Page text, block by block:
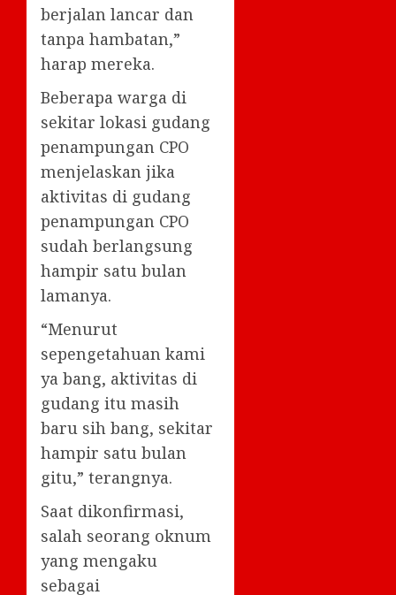
berjalan lancar dan
tanpa hambatan,”
harap mereka.
Beberapa warga di
sekitar lokasi gudang
penampungan CPO
menjelaskan jika
aktivitas di gudang
penampungan CPO
sudah berlangsung
hampir satu bulan
lamanya.
“Menurut
sepengetahuan kami
ya bang, aktivitas di
gudang itu masih
baru sih bang, sekitar
hampir satu bulan
gitu,” terangnya.
Saat dikonfirmasi,
salah seorang oknum
yang mengaku
sebagai